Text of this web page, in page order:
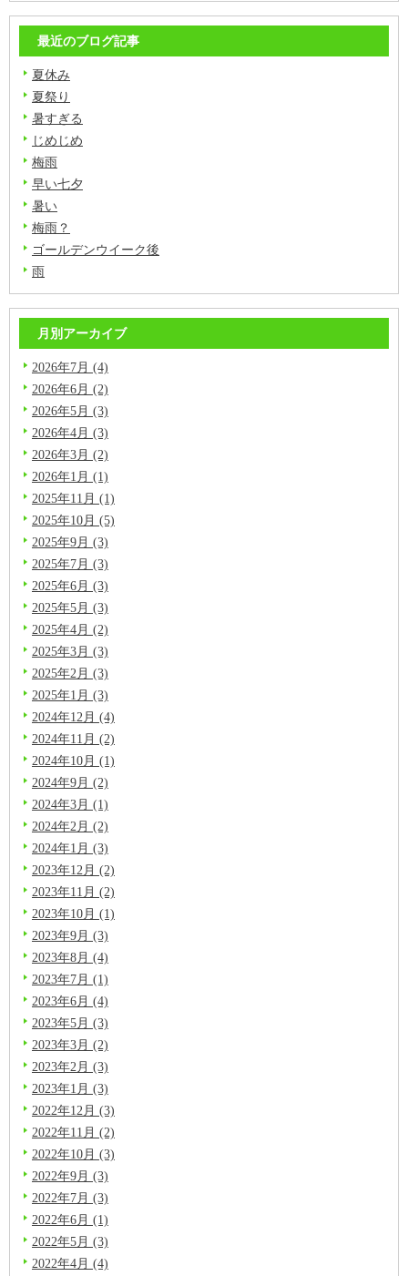
最近のブログ記事
夏休み
夏祭り
暑すぎる
じめじめ
梅雨
早い七夕
暑い
梅雨？
ゴールデンウイーク後
雨
月別アーカイブ
2026年7月 (4)
2026年6月 (2)
2026年5月 (3)
2026年4月 (3)
2026年3月 (2)
2026年1月 (1)
2025年11月 (1)
2025年10月 (5)
2025年9月 (3)
2025年7月 (3)
2025年6月 (3)
2025年5月 (3)
2025年4月 (2)
2025年3月 (3)
2025年2月 (3)
2025年1月 (3)
2024年12月 (4)
2024年11月 (2)
2024年10月 (1)
2024年9月 (2)
2024年3月 (1)
2024年2月 (2)
2024年1月 (3)
2023年12月 (2)
2023年11月 (2)
2023年10月 (1)
2023年9月 (3)
2023年8月 (4)
2023年7月 (1)
2023年6月 (4)
2023年5月 (3)
2023年3月 (2)
2023年2月 (3)
2023年1月 (3)
2022年12月 (3)
2022年11月 (2)
2022年10月 (3)
2022年9月 (3)
2022年7月 (3)
2022年6月 (1)
2022年5月 (3)
2022年4月 (4)